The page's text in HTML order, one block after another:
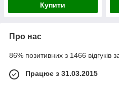
Купити
Про нас
86% позитивних з 1466 відгуків
Працює з 31.03.2015